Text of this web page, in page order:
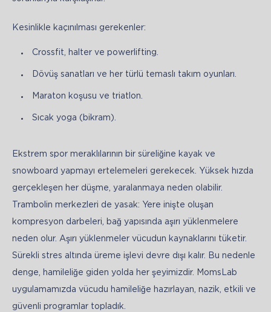
Kesinlikle kaçınılması gerekenler:
Crossfit, halter ve powerlifting.
Dövüş sanatları ve her türlü temaslı takım oyunları.
Maraton koşusu ve triatlon.
Sıcak yoga (bikram).
Ekstrem spor meraklılarının bir süreliğine kayak ve
snowboard yapmayı ertelemeleri gerekecek. Yüksek hızda
gerçekleşen her düşme, yaralanmaya neden olabilir.
Trambolin merkezleri de yasak: Yere inişte oluşan
kompresyon darbeleri, bağ yapısında aşırı yüklenmelere
neden olur. Aşırı yüklenmeler vücudun kaynaklarını tüketir.
Sürekli stres altında üreme işlevi devre dışı kalır. Bu nedenle
denge, hamileliğe giden yolda her şeyimizdir. MomsLab
uygulamamızda vücudu hamileliğe hazırlayan, nazik, etkili ve
güvenli programlar topladık.